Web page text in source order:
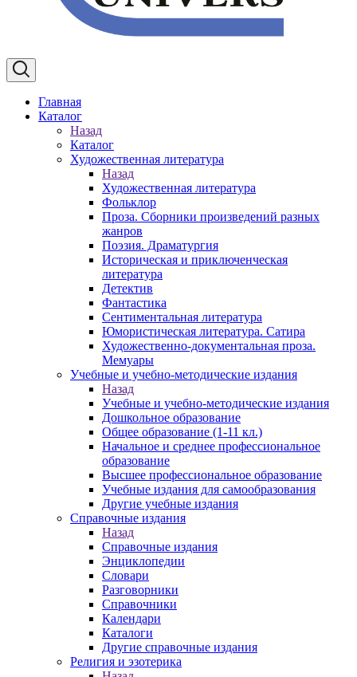
Главная
Каталог
Назад
Каталог
Художественная литература
Назад
Художественная литература
Фольклор
Проза. Сборники произведений разных
жанров
Поэзия. Драматургия
Историческая и приключенческая
литература
Детектив
Фантастика
Сентиментальная литература
Юмористическая литература. Сатира
Художественно-документальная проза.
Мемуары
Учебные и учебно-методические издания
Назад
Учебные и учебно-методические издания
Дошкольное образование
Общее образование (1-11 кл.)
Начальное и среднее профессиональное
образование
Высшее профессиональное образование
Учебные издания для самообразования
Другие учебные издания
Справочные издания
Назад
Справочные издания
Энциклопедии
Словари
Разговорники
Справочники
Календари
Каталоги
Другие справочные издания
Религия и эзотерика